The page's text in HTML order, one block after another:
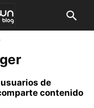
de
contenido